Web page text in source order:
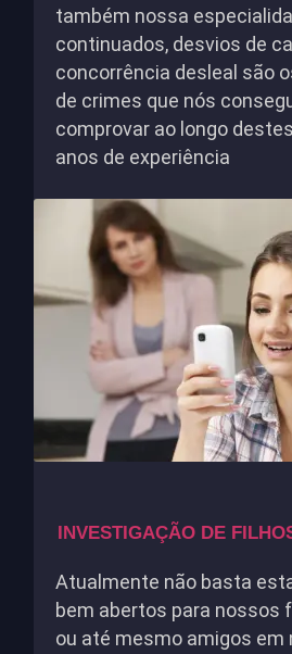
também nossa
continuados, desvios de
concorrência desleal são
de crimes que nós
comprovar ao longo
anos de experiência
INVESTIGAÇÃO DE
Atualmente não basta
bem abertos para nossos
ou até mesmo amigos em